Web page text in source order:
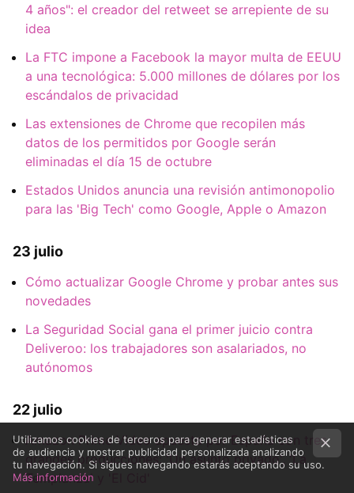
4 años": el creador del retweet se arrepiente de su
idea
La FTC impone a Facebook la mayor multa de EEUU
a una tecnológica: 5.000 millones de dólares por los
escándalos de privacidad
Las extensiones de Chrome que recopilen más
datos de los permitidos por Google serán
eliminadas el día 15 de octubre
Estados Unidos anuncia una revisión antimonopolio
para las 'Big Tech' como Google, Apple o Amazon
23 julio
Cómo actualizar Google Chrome y probar antes sus
novedades
La Seguridad Social gana el primer juicio contra
Deliveroo: los trabajadores son asalariados, no
autónomos
22 julio
Amazon Prime Video apuesta por España con tres
grandes producciones: 'Un asunto privado', 'La
Templanza' y 'El Cid'
Utilizamos cookies de terceros para generar estadísticas
de audiencia y mostrar publicidad personalizada analizando
tu navegación. Si sigues navegando estarás aceptando su uso.
Más información